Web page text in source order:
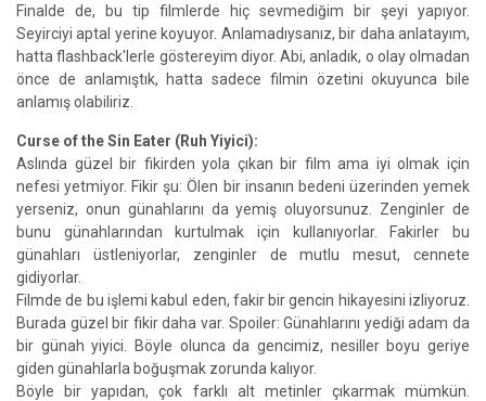
Finalde de, bu tip filmlerde hiç sevmediğim bir şeyi yapıyor.
Seyirciyi aptal yerine koyuyor. Anlamadıysanız, bir daha anlatayım,
hatta flashback'lerle göstereyim diyor. Abi, anladık, o olay olmadan
önce de anlamıştık, hatta sadece filmin özetini okuyunca bile
anlamış olabiliriz.
Curse of the Sin Eater (Ruh Yiyici):
Aslında güzel bir fikirden yola çıkan bir film ama iyi olmak için
nefesi yetmiyor. Fikir şu: Ölen bir insanın bedeni üzerinden yemek
yerseniz, onun günahlarını da yemiş oluyorsunuz. Zenginler de
bunu günahlarından kurtulmak için kullanıyorlar. Fakirler bu
günahları üstleniyorlar, zenginler de mutlu mesut, cennete
gidiyorlar.
Filmde de bu işlemi kabul eden, fakir bir gencin hikayesini izliyoruz.
Burada güzel bir fikir daha var. Spoiler: Günahlarını yediği adam da
bir günah yiyici. Böyle olunca da gencimiz, nesiller boyu geriye
giden günahlarla boğuşmak zorunda kalıyor.
Böyle bir yapıdan, çok farklı alt metinler çıkarmak mümkün.